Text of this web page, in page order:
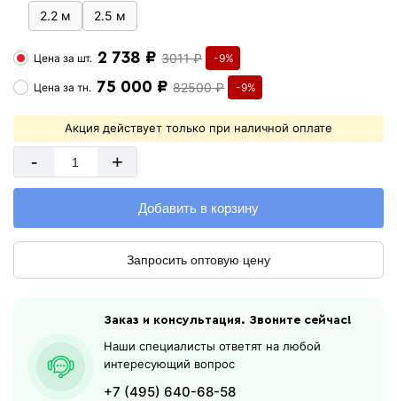
2.2 м 2.5 м
Цена за шт. 2 738 ₽ 3011 ₽ -9%
Цена затн. 75 000 ₽ 82500 ₽ -9%
Акция действует только при наличной оплате
- +
Добавить в корзину
Запросить оптовую цену
Заказ и консультация. Звоните сейчас!
Наши специалисты ответят на любой
интересующий вопрос
+7 (495) 640-68-58